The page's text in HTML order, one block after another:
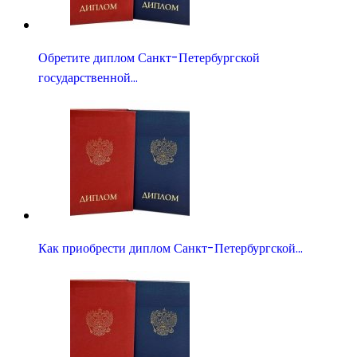
Обретите диплом Санкт-Петербургской
государственной…
Как приобрести диплом Санкт-Петербургской…